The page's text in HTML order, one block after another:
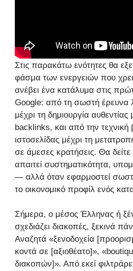
Στις παρακάτω ενότητες θα
φάσμα των ενεργειών που
ανέβει ένα κατάλυμα στις
Google: από τη σωστή έρευνα
μέχρι τη δημιουργία
backlinks, και από την τεχνική
ιστοσελίδας μέχρι τη
σε άμεσες κρατήσεις. Θα δείτε
απαιτεί συστηματικότητα,
— αλλά όταν εφαρμοστεί
το οικονομικό προφίλ ενός
Σήμερα, ο μέσος Έλληνας ή
σχεδιάζει διακοπές, ξεκινά
Αναζητά «ξενοδοχεία
κοντά σε [αξιοθέατο]»,
διακοπών]». Από εκεί